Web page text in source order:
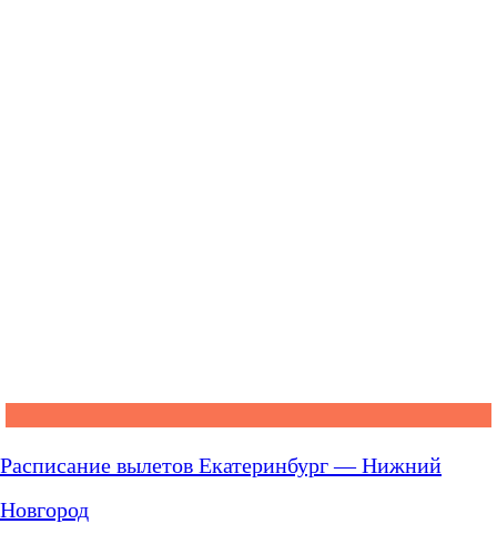
Расписание вылетов Екатеринбург — Нижний
Новгород